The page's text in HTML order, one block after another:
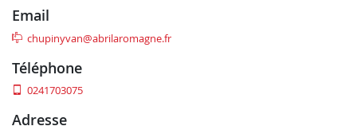
email
chupinyvan@abrilaromagne.fr
téléphone
0241703075
adresse